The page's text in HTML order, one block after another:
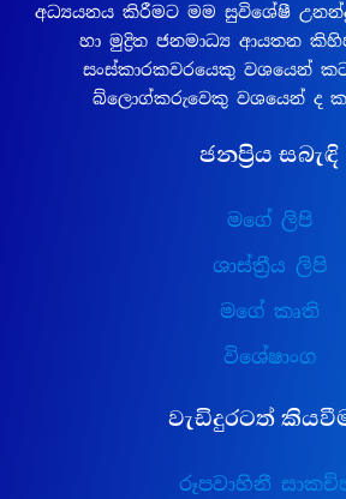
අධ්‍යයනය කිරීමට මම සුවිශේෂී
හා මුද්‍රිත ජනමාධ්‍ය ආයතන
සංස්කාරකවරයෙකු වශයෙන්
බ්ලොග්කරුවෙකු වශයෙන් ද
ජනප්‍රිය සබැඳි
මගේ ලිපි
ශාස්ත්‍රීය ලිපි
මගේ කෘති
විශේෂාංග
වැඩිදුරටත්
රූපවාහිනී